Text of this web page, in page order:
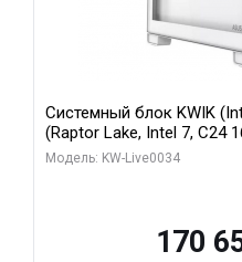
Системный блок KWIK
(Raptor Lake, Intel 7, C24
модуля)/ MSI RTX5060Ti
Модель: KW-Live0034
170